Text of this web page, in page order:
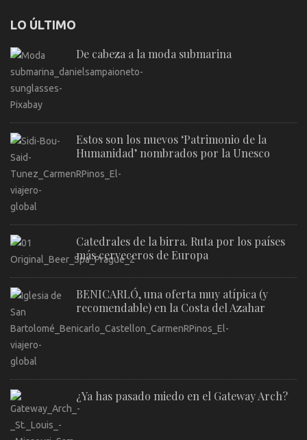
LO ÚLTIMO
De cabeza a la moda submarina
Estos son los nuevos ‘Patrimonio de la
Humanidad’ nombrados por la Unesco
Catedrales de la birra. Ruta por los países
más cerveceros de Europa
BENICARLÓ, una oferta muy atípica (y
recomendable) en la Costa del Azahar
¿Ya has pasado miedo en el Gateway Arch?